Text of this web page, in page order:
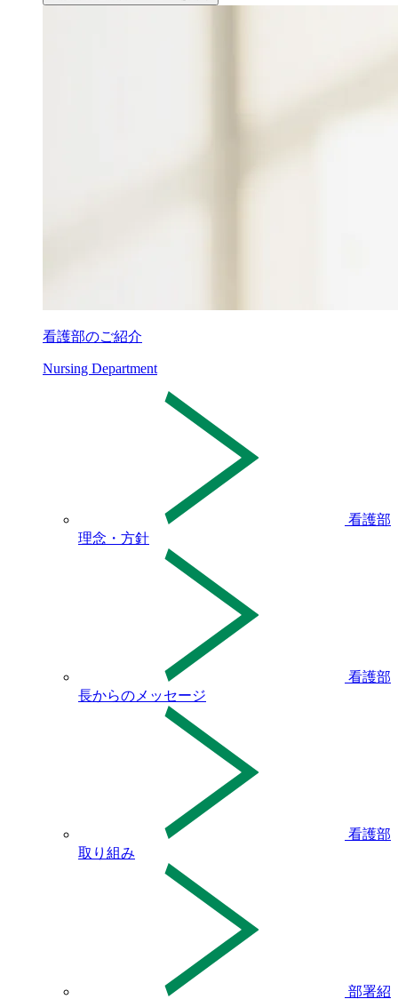
看護部のご紹介
Nursing Department
看護部
理念・方針
看護部
長からのメッセージ
看護部
取り組み
部署紹